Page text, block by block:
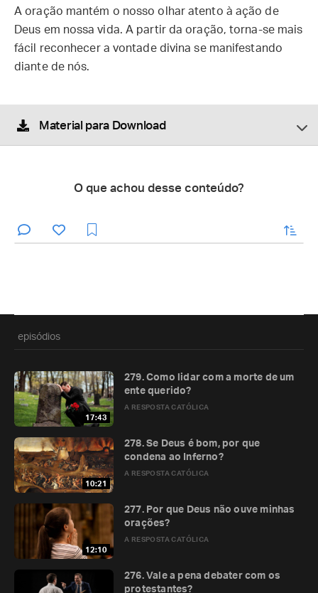
A oração mantém o nosso olhar atento à ação de
Deus em nossa vida. A partir da oração, torna-se mais
fácil reconhecer a vontade divina se manifestando
diante de nós.
Material para Download
O que achou desse conteúdo?
enviar
episódios
17:43
A RESPOSTA CATÓLICA
279. Como lidar com a morte de um
ente querido?
10:21
A RESPOSTA CATÓLICA
278. Se Deus é bom, por que
condena ao Inferno?
12:10
A RESPOSTA CATÓLICA
277. Por que Deus não ouve minhas
orações?
276. Vale a pena debater com os
protestantes?